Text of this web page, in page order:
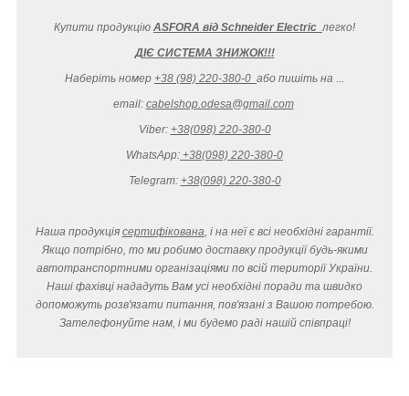
Купити продукцію ASFORA від Schneider Electric легко!
ДІЄ СИСТЕМА ЗНИЖОК!!!
Наберіть номер +38 (98) 220-380-0 або пишіть на ...
email: cabelshop.odesa@gmail.com
Viber: +38(098) 220-380-0
WhatsApp: +38(098) 220-380-0
Telegram: +38(098) 220-380-0
Наша продукція сертифікована , і на неї є всі необхідні гарантії.
Якщо потрібно, то ми робимо доставку продукції будь-якими
автотранспортними організаціями по всій території України.
Наші фахівці нададуть Вам усі необхідні поради та швидко
допоможуть розв'язати питання, пов'язані з Вашою потребою.
Зателефонуйте нам, і ми будемо раді нашій співпраці!